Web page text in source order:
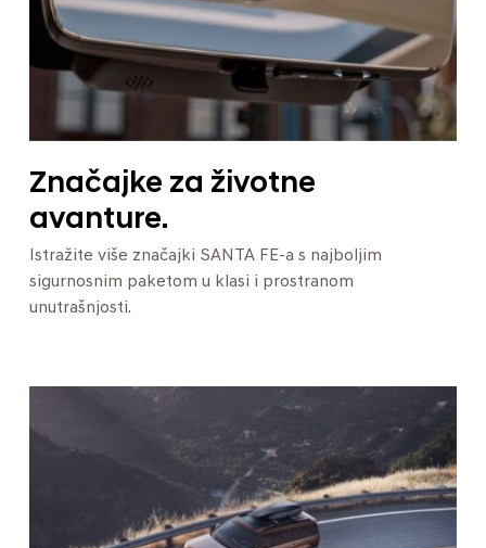
Značajke za životne
avanture.
Istražite više značajki SANTA FE-a s najboljim
sigurnosnim paketom u klasi i prostranom
unutrašnjosti.